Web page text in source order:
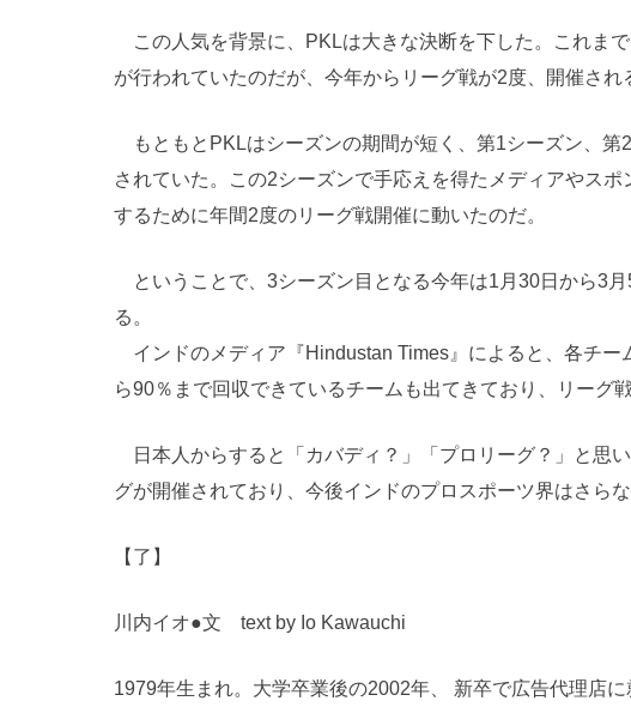
この人気を背景に、PKLは大きな決断を下した。これま
が行われていたのだが、今年からリーグ戦が2度、開催され
もともとPKLはシーズンの期間が短く、第1シーズン、
されていた。この2シーズンで手応えを得たメディアやス
するために年間2度のリーグ戦開催に動いたのだ。
ということで、3シーズン目となる今年は1月30日から3
る。
インドのメディア『Hindustan Times』によると、各チ
ら90％まで回収できているチームも出てきており、リーグ
日本人からすると「カバディ？」「プロリーグ？」と思
グが開催されており、今後インドのプロスポーツ界はさら
【了】
川内イオ●文 text by Io Kawauchi
1979年生まれ。大学卒業後の2002年、 新卒で広告代理店